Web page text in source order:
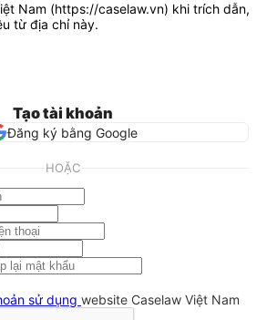
Nam (https://caselaw.vn) khi trích dẫn,
từ địa chỉ này.
Tạo tài khoản
Đăng ký bằng Google
HOẶC
sử dụng website Caselaw Việt Nam